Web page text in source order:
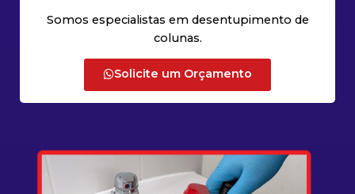
Somos especialistas em desentupimento de
colunas.
Solicite um Orçamento